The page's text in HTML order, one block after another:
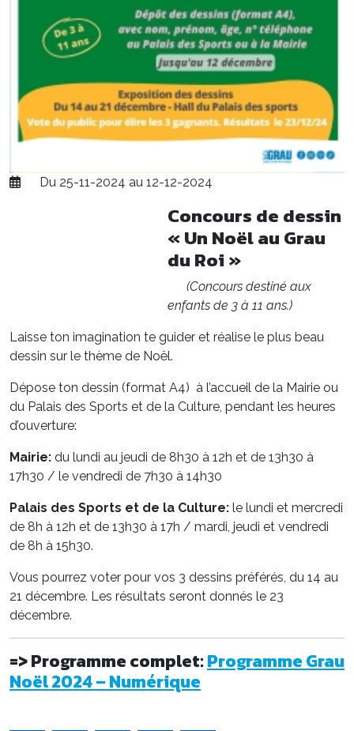
Du 25-11-2024 au 12-12-2024
Concours de dessin
« Un Noël au Grau
du Roi »
(Concours destiné aux
enfants de 3 à 11 ans.)
Laisse ton imagination te guider et réalise le plus beau
dessin sur le thème de Noël.
Dépose ton dessin (format A4) à l’accueil de la Mairie ou
du Palais des Sports et de la Culture, pendant les heures
d’ouverture:
Mairie: du lundi au jeudi de 8h30 à 12h et de 13h30 à
17h30 / le vendredi de 7h30 à 14h30
Palais des Sports et de la Culture: le lundi et mercredi
de 8h à 12h et de 13h30 à 17h / mardi, jeudi et vendredi
de 8h à 15h30.
Vous pourrez voter pour vos 3 dessins préférés, du 14 au
21 décembre. Les résultats seront donnés le 23
décembre.
=> Programme complet:Programme Grau
Noël 2024 – Numérique